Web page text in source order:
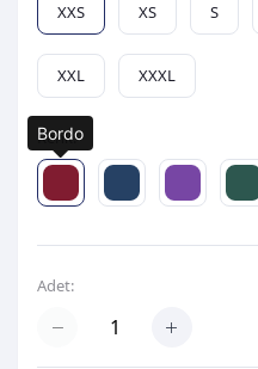
XXS
XS S
XXL XXXL
Renk:
Adet:
Bordo